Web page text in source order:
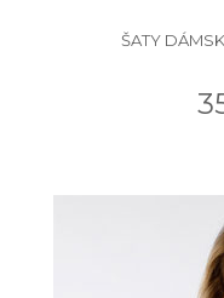
ŠATY